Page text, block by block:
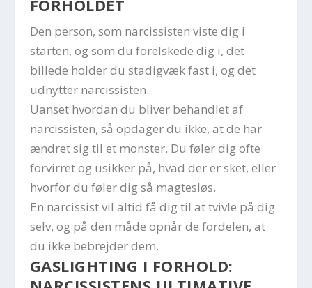
FORHOLDET
Den person, som narcissisten viste dig i
starten, og som du forelskede dig i, det
billede holder du stadigvæk fast i, og det
udnytter narcissisten.
Uanset hvordan du bliver behandlet af
narcissisten, så opdager du ikke, at de har
ændret sig til et monster. Du føler dig ofte
forvirret og usikker på, hvad der er sket, eller
hvorfor du føler dig så magtesløs.
En narcissist vil altid få dig til at tvivle på dig
selv, og på den måde opnår de fordelen, at
du ikke bebrejder dem.
GASLIGHTING I FORHOLD: